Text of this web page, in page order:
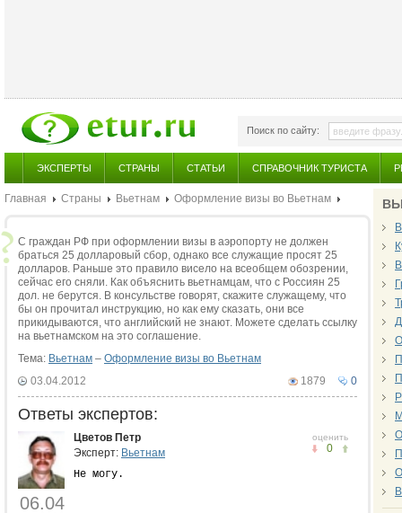
Поиск по сайту:
ЭКСПЕРТЫ СТРАНЫ СТАТЬИ СПРАВОЧНИК ТУРИСТА
Главная Страны Вьетнам Оформление визы во Вьетнам
С граждан РФ при оформлении визы в аэропорту не должен
браться 25 долларовый сбор, однако все служащие просят 25
долларов. Раньше это правило висело на всеобщем обозрении,
сейчас его сняли. Как объяснить вьетнамцам, что с Россиян 25
дол. не берутся. В консульстве говорят, скажите служащему, что
бы он прочитал инструкцию, но как ему сказать, они все
прикидываются, что английский не знают. Можете сделать ссылку
на вьетнамском на это соглашение.
Тема: Вьетнам – Оформление визы во Вьетнам
0
1879
03.04.2012
Ответы экспертов:
06.04
оценить
0
Цветов Петр
Эксперт: Вьетнам
Не могу.